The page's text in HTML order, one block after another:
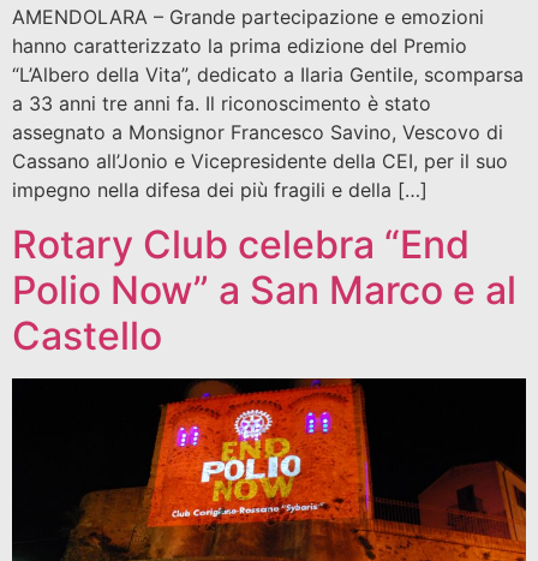
AMENDOLARA – Grande partecipazione e emozioni
hanno caratterizzato la prima edizione del Premio
“L’Albero della Vita”, dedicato a Ilaria Gentile, scomparsa
a 33 anni tre anni fa. Il riconoscimento è stato
assegnato a Monsignor Francesco Savino, Vescovo di
Cassano all’Jonio e Vicepresidente della CEI, per il suo
impegno nella difesa dei più fragili e della […]
Rotary Club celebra “End
Polio Now” a San Marco e al
Castello